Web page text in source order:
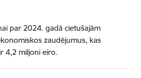
par 2024. gadā cietušajām
zaudējumus, kas
4,2 miljoni eiro.